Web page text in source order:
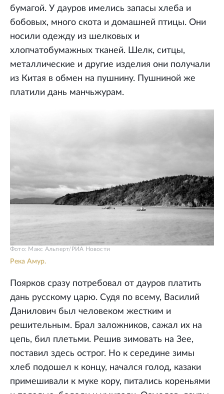
бумагой. У дауров имелись запасы хлеба и
бобовых, много скота и домашней птицы. Они
носили одежду из шелковых и
хлопчатобумажных тканей. Шелк, ситцы,
металлические и другие изделия они получали
из Китая в обмен на пушнину. Пушниной же
платили дань манчьжурам.
Река Амур.
Фото: Макс Альперт/РИА Новости
Поярков сразу потребовал от дауров платить
дань русскому царю. Судя по всему, Василий
Данилович был человеком жестким и
решительным. Брал заложников, сажал их на
цепь, бил плетьми. Решив зимовать на Зее,
поставил здесь острог. Но к середине зимы
хлеб подошел к концу, начался голод, казаки
примешивали к муке кору, питались кореньями